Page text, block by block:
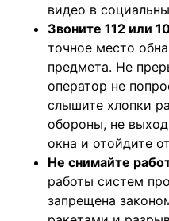
видео в
Звоните 112 или
точное место
предмета. Не
оператор не
слышите хлопки
обороны, не
окна и отойдите
Не снимайте
работы систем
запрещена